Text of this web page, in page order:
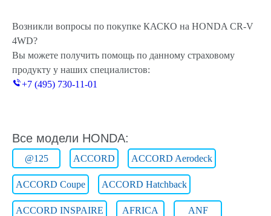
Возникли вопросы по покупке КАСКО на HONDA CR-V
4WD?
Вы можете получить помощь по данному страховому
продукту у наших специалистов:
+7 (495) 730-11-01
Все модели HONDA:
@125 ACCORD ACCORD Aerodeck
ACCORD Coupe ACCORD Hatchback
ACCORD INSPAIRE AFRICA ANF